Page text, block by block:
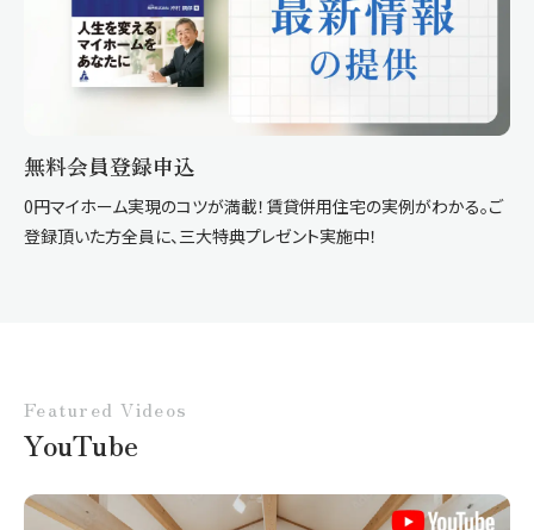
無料会員登録申込
0円マイホーム実現のコツが満載！賃貸併用住宅の実例がわかる。ご
登録頂いた方全員に、三大特典プレゼント実施中！
YouTube
Featured Videos